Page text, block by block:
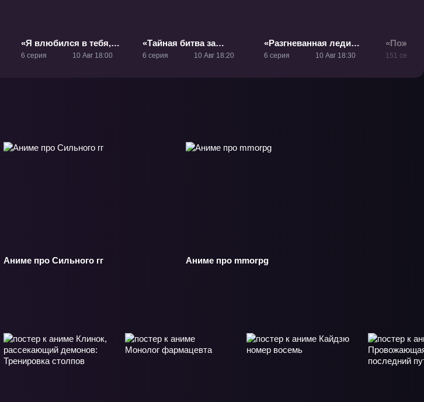
«Я влюбился в тебя,
когда ты бежала в
6 серия 10 Авг 18:00
«Тайная битва за
престол сильнейшего
6 серия 10 Авг 18:20
«Разгневанная леди
поклялась отомстить:
6 серия 10 Авг 18:30
ТВ-4
151 серия
Аниме про Сильного гг Аниме про mmorpg